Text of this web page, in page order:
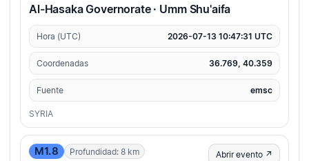
Al-Hasaka Governorate · Umm Shu'aifa
Hora (UTC) 2026-07-13 10:47:31 UTC
Coordenadas 36.769, 40.359
Fuente emsc
SYRIA
M1.8 Profundidad: 8 km Abrir evento ↗